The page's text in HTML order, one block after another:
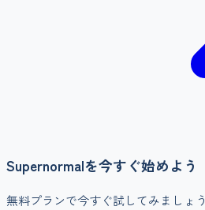
Supernormalを今すぐ始めよう
無料プランで今すぐ試してみましょう